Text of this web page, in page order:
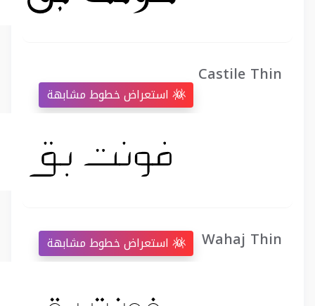
Castile Thin
Wahaj Thin